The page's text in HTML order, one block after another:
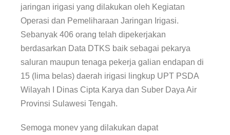
jaringan irigasi yang dilakukan oleh Kegiatan
Operasi dan Pemeliharaan Jaringan Irigasi.
Sebanyak 406 orang telah dipekerjakan
berdasarkan Data DTKS baik sebagai pekarya
saluran maupun tenaga pekerja galian endapan di
15 (lima belas) daerah irigasi lingkup UPT PSDA
Wilayah I Dinas Cipta Karya dan Suber Daya Air
Provinsi Sulawesi Tengah.
Semoga monev yang dilakukan dapat